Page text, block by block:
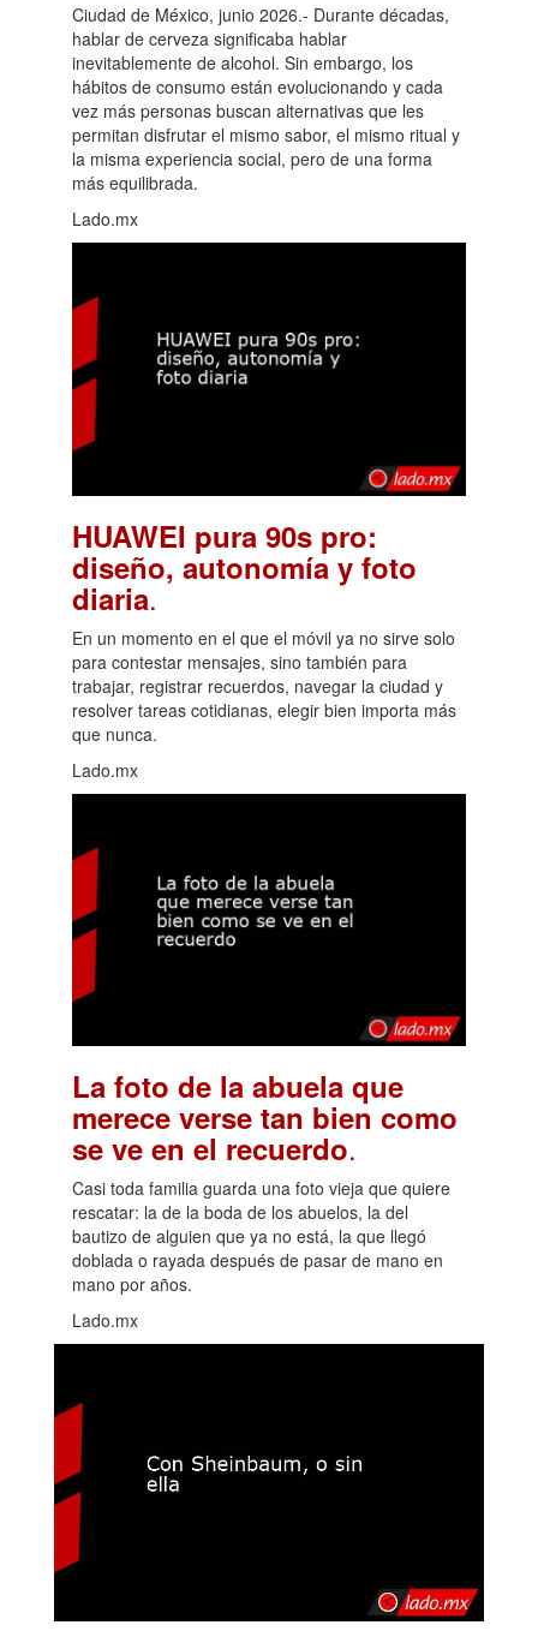
Ciudad de México, junio 2026.- Durante décadas,
hablar de cerveza significaba hablar
inevitablemente de alcohol. Sin embargo, los
hábitos de consumo están evolucionando y cada
vez más personas buscan alternativas que les
permitan disfrutar el mismo sabor, el mismo ritual y
la misma experiencia social, pero de una forma
más equilibrada.
Lado.mx
HUAWEI pura 90s pro:
diseño, autonomía y foto
diaria.
En un momento en el que el móvil ya no sirve solo
para contestar mensajes, sino también para
trabajar, registrar recuerdos, navegar la ciudad y
resolver tareas cotidianas, elegir bien importa más
que nunca.
Lado.mx
La foto de la abuela que
merece verse tan bien como
se ve en el recuerdo.
Casi toda familia guarda una foto vieja que quiere
rescatar: la de la boda de los abuelos, la del
bautizo de alguien que ya no está, la que llegó
doblada o rayada después de pasar de mano en
mano por años.
Lado.mx